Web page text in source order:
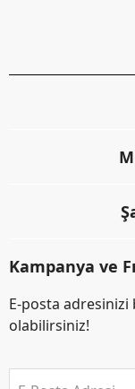
Kampanya ve
E-posta
olabilirsiniz!